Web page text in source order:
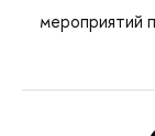
мероприятий